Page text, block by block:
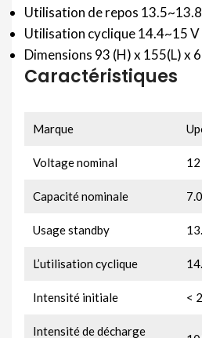
Utilisation de repos
Utilisation cyclique 14.4~15 V
Dimensions 93 (H) x 155(L) x
Caractéristiques
Marque
Voltage nominal
Capacité nominale
Usage standby
L’utilisation cyclique
Intensité initiale <
Intensité de décharge